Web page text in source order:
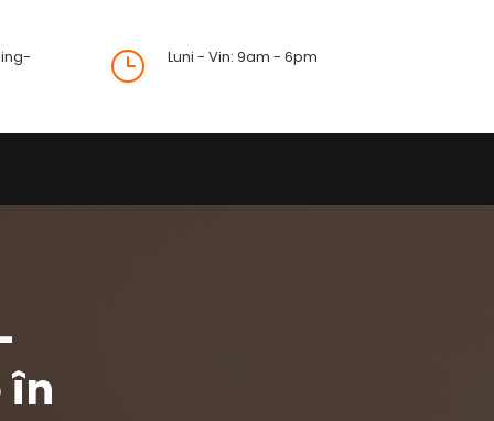
} Luni - Vin: 9am - 6pm
în